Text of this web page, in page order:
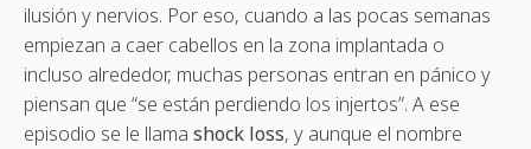
ilusión y nervios. Por eso, cuando a las pocas semanas
empiezan a caer cabellos en la zona implantada o
incluso alrededor, muchas personas entran en pánico y
piensan que “se están perdiendo los injertos”. A ese
episodio se le llama shock loss, y aunque el nombre